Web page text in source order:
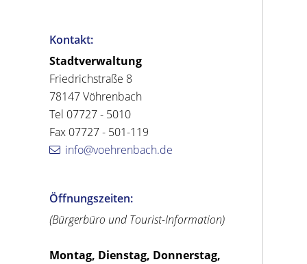
Kontakt:
Stadtverwaltung
Friedrichstraße 8
78147 Vöhrenbach
Tel 07727 - 5010
Fax 07727 - 501-119
info@voehrenbach.de
Öffnungszeiten:
(Bürgerbüro und Tourist-Information)
Montag, Dienstag, Donnerstag,